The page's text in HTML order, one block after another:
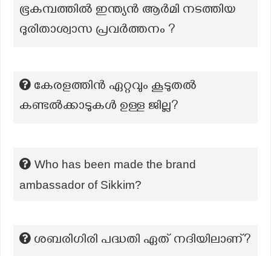
ഭൂകമ്പത്തിൽ ഇന്ത്യൻ ആർമി നടത്തിയ
ദുരിതാശ്വാസ പ്രവർത്തനം ?
കേരളത്തിന്‍ ഏറ്റവും കൂടുതല്‍
കണ്ടല്‍ക്കാടുകള്‍ ഉള്ള ജില്ല?
Who has been made the brand
ambassador of Sikkim?
ശബരിഗിരി പദ്ധതി ഏത് നദിയിലാണ്?